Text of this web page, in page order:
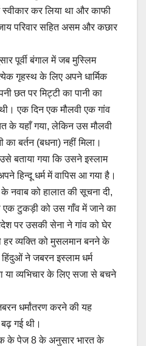
स्वीकार कर लिया था और काफी
परिवार सहित असम और कछार
पूर्वी बंगाल में जब मुस्लिम
गृहस्थ के लिए अपने धार्मिक
छत पर मिट्टी का पानी का
एक दिन एक मौलवी एक गांव
के यहाँ गया, लेकिन उस मौलवी
बर्तन (बधना) नहीं मिला।
उसे बताया गया कि उसने इस्लाम
हिन्दू धर्म में वापिस आ गया है।
नवाब को हालात की सूचना दी,
एक टुकड़ी को उस गाँव में जाने का
पर उसकी सेना ने गांव को घेर
व्यक्ति को मुसलमान बनने के
ने जबरन इस्लाम धर्म
या व्यभिचार के लिए सजा से बचने
धर्मांतरण करने की यह
गई थी।
के पेज 8 के अनुसार भारत के